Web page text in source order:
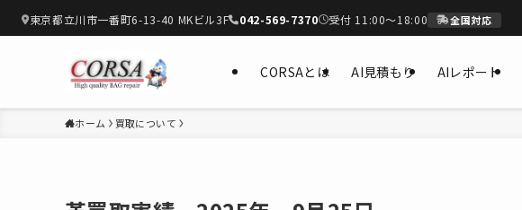
東京都立川市一番町6-13-40 MKビル3F 042-569-7370 受付 11:00〜18:00 全国対応
CORSAとは AI見積もり AIレポート
ホーム 買取について